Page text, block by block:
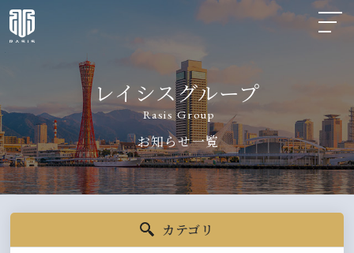
レイシスグループ
Rasis Group
お知らせ一覧
カテゴリ